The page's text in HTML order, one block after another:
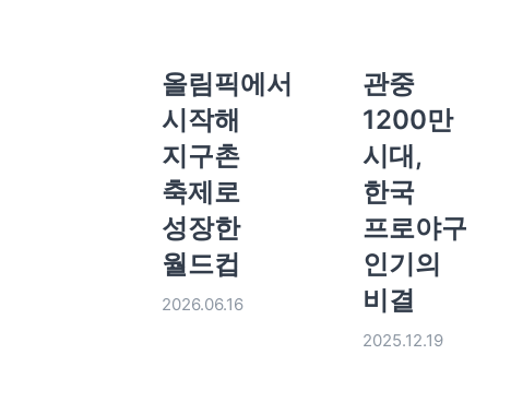
올림픽에서
시작해
지구촌
축제로
성장한
월드컵
2026.06.16
관중
1200만
시대,
한국
프로야구
인기의
비결
2025.12.19